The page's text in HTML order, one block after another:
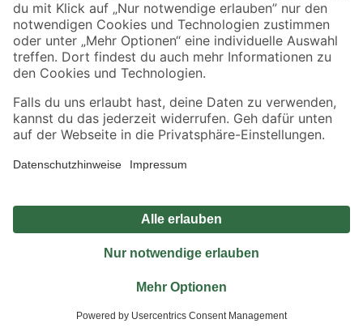
Jetzt die toom-App herunterladen
Alle Preisangaben in EUR inkl. gesetzl. MwSt.. Die dargestellten Angebote sind unter
Umständen nicht in allen Märkten verfügbar. Die angegebenen Verfügbarkeiten beziehen
Produkte nur solange der Vorrat reicht.
*Paketversand ab 59 € versandkostenfrei, gilt nicht für Artikel mit Speditionsversand, hier
Privatsphäre Impressum
Nutzungsbedingungen
Widerrufsrecht
Vertrag widerrufen
© 2026 toom Baumarkt GmbH